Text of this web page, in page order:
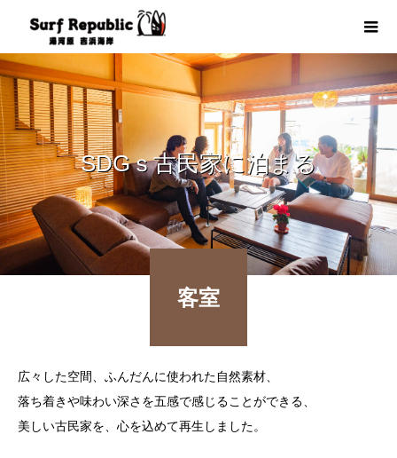
SDGｓ古民家に泊まる
客室
広々した空間、ふんだんに使われた自然素材、
落ち着きや味わい深さを五感で感じることができる、
美しい古民家を、心を込めて再生しました。